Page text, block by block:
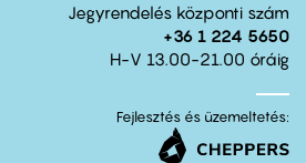
Jegyrendelés központi szám
+36 1 224 5650
H-V 13.00-21.00 óráig
Fejlesztés és üzemeltetés: